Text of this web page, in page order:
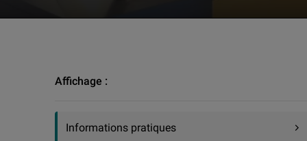
Affichage :
Informations pratiques